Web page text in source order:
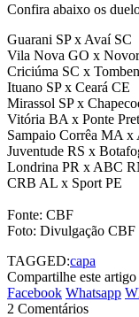
Confira abaixo os
Guarani SP x Avaí SC
Vila Nova GO x
Criciúma SC x
Ituano SP x Ceará CE
Mirassol SP x
Vitória BA x Ponte
Sampaio Corrêa MA x
Juventude RS x
Londrina PR x ABC
CRB AL x Sport PE
Fonte: CBF
Foto: Divulgação CBF
TAGGED:capa
Compartilhe este artigo
Facebook Whatsapp
2 Comentários